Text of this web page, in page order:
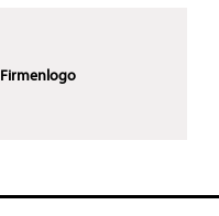
Firmenlogo